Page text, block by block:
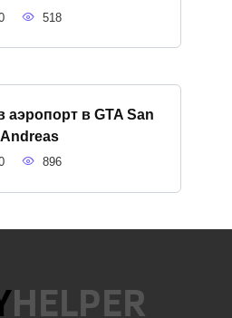
518
аэропорт в GTA San
Andreas
896